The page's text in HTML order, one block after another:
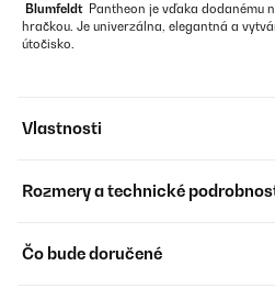
BlumfeldtPantheon je vďaka dodanému
hračkou. Je univerzálna, elegantná a
útočisko.
Vlastnosti
Rozmery a technické
Čo bude doručené